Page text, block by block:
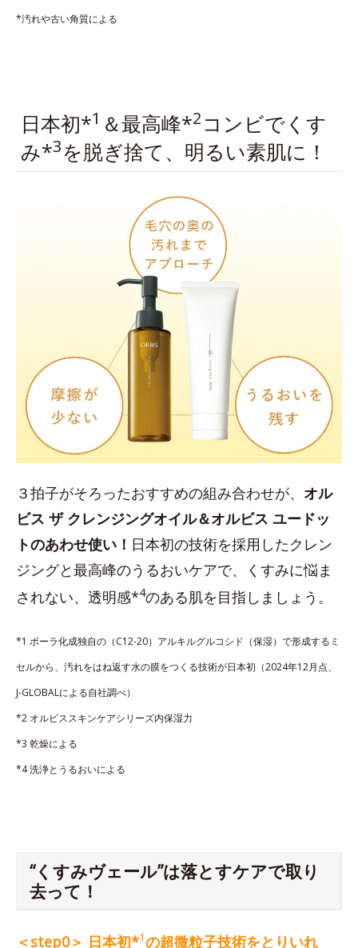
*汚れや古い角質による
日本初*1 ＆最高峰*2コンビでくす
み*3を脱ぎ捨て、明るい素肌に！
３拍子がそろったおすすめの組み合わせが、 オル
ビス ザ クレンジングオイル＆オルビス ユードッ
トのあわせ使い！ 日本初の技術を採用したクレン
ジングと最高峰のうるおいケアで、くすみに悩ま
されない、透明感*4のある肌を目指しましょう。
*1 ポーラ化成独自の（C12-20）アルキルグルコシド（保湿）で形成するミ
セルから、汚れをはね返す水の膜をつくる技術が日本初（2024年12月点、
J-GLOBALによる自社調べ）
*2 オルビススキンケアシリーズ内保湿力
*3 乾燥による
*4 洗浄とうるおいによる
“くすみヴェール”は落とすケアで取り
去って！
＜step0＞ 日本初*1の超微粒子技術をとりいれ